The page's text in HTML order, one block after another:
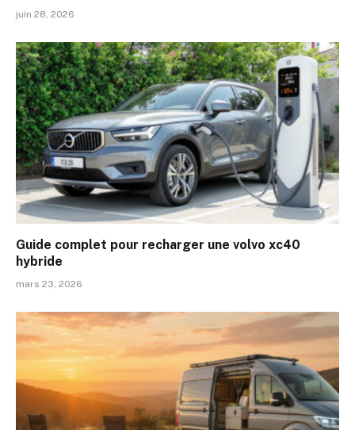
juin 28, 2026
Guide complet pour recharger une volvo xc40
hybride
mars 23, 2026